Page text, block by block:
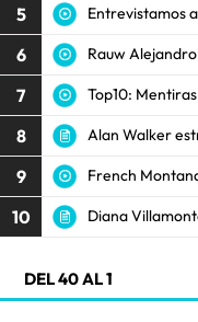
5 Entrevistamos
6 Rauw
7 Top10:
8 Alan Walker
9 French
10 Diana
DEL 40 AL 1